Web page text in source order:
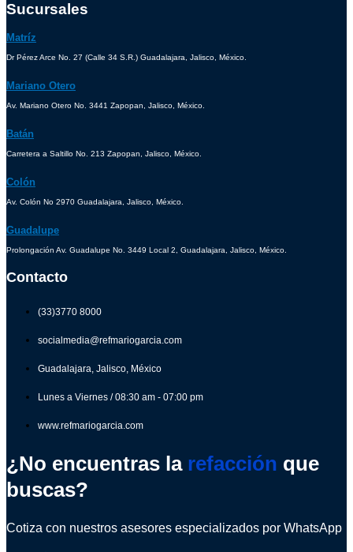
Sucursales
Matríz
Dr Pérez Arce No. 27 (Calle 34 S.R.) Guadalajara, Jalisco, México.
Mariano Otero
Av. Mariano Otero No. 3441 Zapopan, Jalisco, México.
Batán
Carretera a Saltillo No. 213 Zapopan, Jalisco, México.
Colón
Av. Colón No 2970 Guadalajara, Jalisco, México.
Guadalupe
Prolongación Av. Guadalupe No. 3449 Local 2, Guadalajara, Jalisco, México.
Contacto
(33)3770 8000
socialmedia@refmariogarcia.com
Guadalajara, Jalisco, México
Lunes a Viernes / 08:30 am - 07:00 pm
www.refmariogarcia.com
¿No encuentras la refacción que
buscas?
Cotiza con nuestros asesores especializados por WhatsApp